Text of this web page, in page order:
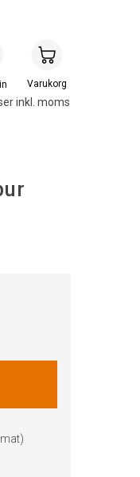
inkl. moms
Handlevogn